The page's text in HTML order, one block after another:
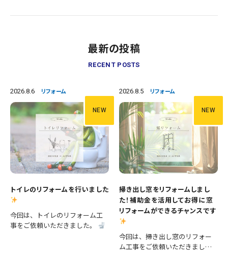
最新の投稿
RECENT POSTS
2026.8.6 リフォーム
NEW
トイレのリフォームを行いました
今回は、トイレのリフォーム工
事をご依頼いただきました。
2026.8.5 リフォーム
NEW
掃き出し窓をリフォームしまし
た！補助金を活用してお得に窓
リフォームができるチャンスです
今回は、掃き出し窓のリフォー
ム工事をご依頼いただきまし